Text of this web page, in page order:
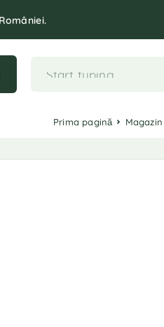
Prima pagină Magazin